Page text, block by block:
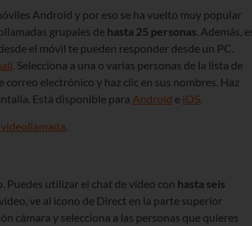
Android y por eso se ha vuelto muy popular
grupales de hasta 25 personas . Además,
el móvil te pueden responder desde un PC.
. Selecciona a una o varias personas de la lista de
electrónico y haz clic en sus nombres. Haz
Está disponible para Android e iOS
Puedes utilizar el chat de vídeo con hasta seis
ve al icono de Direct en la parte superior
cámara y selecciona a las personas que quieres